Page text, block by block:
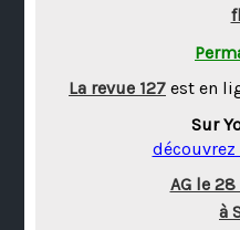
La revue 127 est en
Sur
AG le
à